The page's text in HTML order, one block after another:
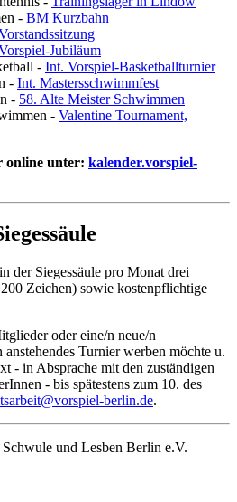
- BM Kurzbahn
Jubiläum
- Int. Vorspiel-Basketballturnier
- Int. Mastersschwimmfest
- 58. Alte Meister Schwimmen
- Valentine Tournament,
online unter: kalender.vorspiel-
der Siegessäule pro Monat drei
Zeichen) sowie kostenpflichtige
oder eine/n neue/n
Turnier werben möchte u.
‑ in Absprache mit den zuständigen
- bis spätestens zum 10. des
berlin.de.
und Lesben Berlin e.V.